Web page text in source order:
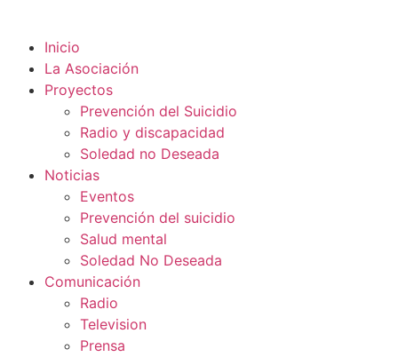
Inicio
La Asociación
Proyectos
Prevención del Suicidio
Radio y discapacidad
Soledad no Deseada
Noticias
Eventos
Prevención del suicidio
Salud mental
Soledad No Deseada
Comunicación
Radio
Television
Prensa